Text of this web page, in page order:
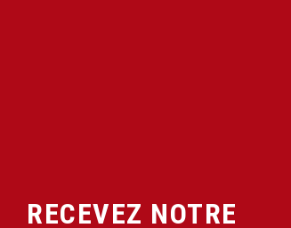
RECEVEZ NOTRE